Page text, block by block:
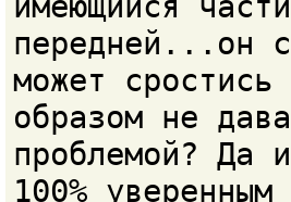
передней...он
может
образом не
проблемой? Да
100%